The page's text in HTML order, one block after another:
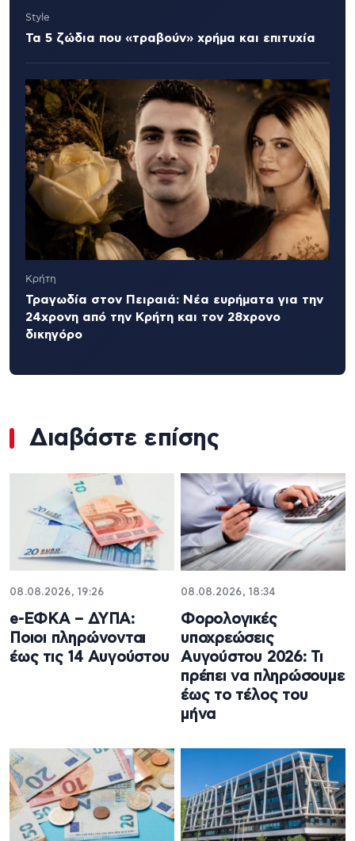
Style
Τα 5 ζώδια που «τραβούν» χρήμα και επιτυχία
Κρήτη
Τραγωδία στον Πειραιά: Νέα ευρήματα για την
24χρονη από την Κρήτη και τον 28χρονο
δικηγόρο
Διαβάστε επίσης
08.08.2026, 19:26
e-ΕΦΚΑ – ΔΥΠΑ:
Ποιοι πληρώνονται
έως τις 14 Αυγούστου
08.08.2026, 18:34
Φορολογικές
υποχρεώσεις
Αυγούστου 2026: Τι
πρέπει να πληρώσουμε
έως το τέλος του
μήνα